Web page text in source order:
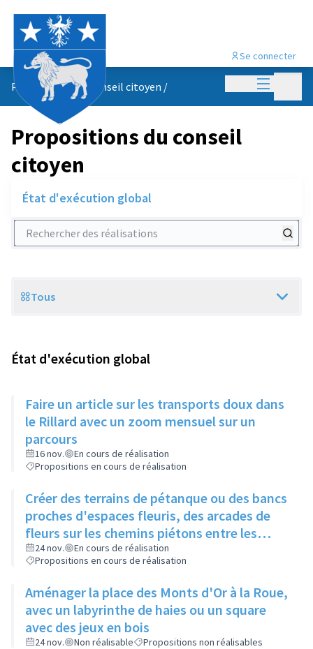
Menu
Se connecter
Propositions du conseil citoyen /
Propositions du conseil
citoyen
État d'exécution global
Rechercher des réalisations
Scope
Tous
État d'exécution global
Faire un article sur les transports doux dans
le Rillard avec un zoom mensuel sur un
parcours
16 nov.
En cours de réalisation
Propositions en cours de réalisation
Créer des terrains de pétanque ou des bancs
proches d'espaces fleuris, des arcades de
fleurs sur les chemins piétons entre les
immeubles
24 nov.
En cours de réalisation
Propositions en cours de réalisation
Aménager la place des Monts d'Or à la Roue,
avec un labyrinthe de haies ou un square
avec des jeux en bois
24 nov. Non réalisable Propositions non réalisables